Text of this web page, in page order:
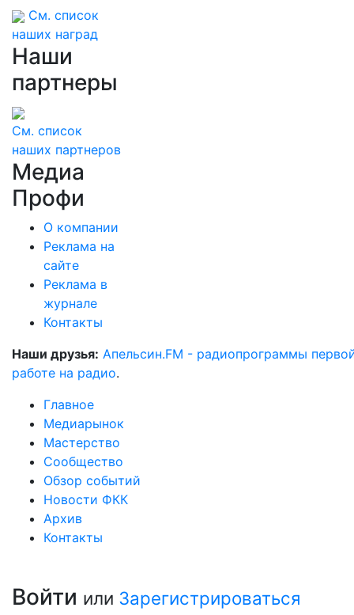
См. список
наших наград
Наши
партнеры
См. список
наших партнеров
Медиа
Профи
О компании
Реклама на
сайте
Реклама в
журнале
Контакты
Наши друзья: Апельсин.FM - радиопрограммы
работе на радио.
Главное
Медиарынок
Мастерство
Сообщество
Обзор событий
Новости ФКК
Архив
Контакты
Войти или Зарегистрироваться